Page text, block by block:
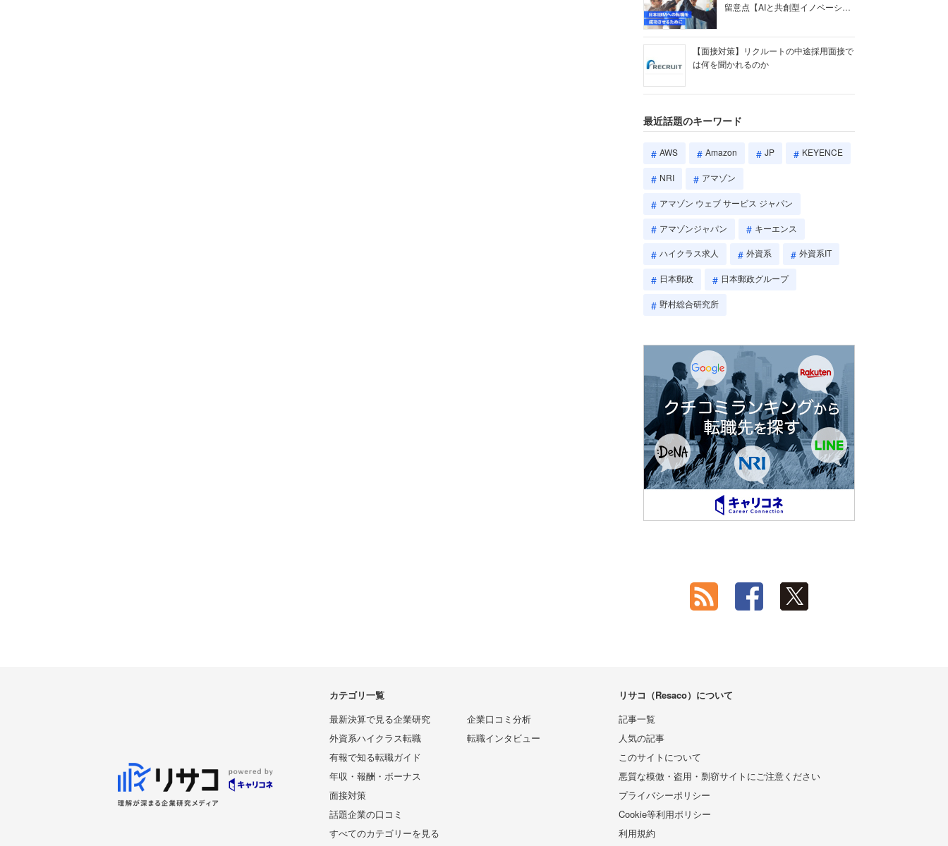
留意点【AIと共創型イノベーショ
【面接対策】リクルートの中途採用面接で
は何を聞かれるのか
最近話題のキーワード
AWS Amazon JP KEYENCE
NRI アマゾン
アマゾン ウェブ サービス ジャパン
アマゾンジャパン キーエンス
ハイクラス求人 外資系 外資系IT
日本郵政 日本郵政グループ
野村総合研究所
カテゴリ一覧
最新決算で見る企業研究
外資系ハイクラス転職
有報で知る転職ガイド
年収・報酬・ボーナス
面接対策
話題企業の口コミ
企業口コミ分析
転職インタビュー
すべてのカテゴリーを見る
リサコ（Resaco）について
記事一覧
人気の記事
このサイトについて
悪質な模倣・盗用・剽窃サイトにご注意ください
プライバシーポリシー
Cookie等利用ポリシー
利用規約